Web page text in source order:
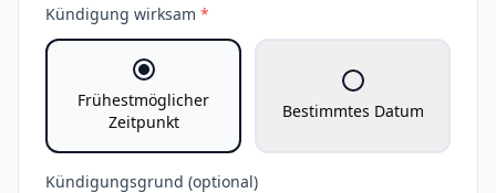
Kündigung wirksam *
Frühestmöglicher
Zeitpunkt
Bestimmtes Datum
Kündigungsgrund (optional)